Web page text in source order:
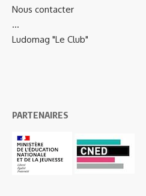
Nous contacter
…
Ludomag "Le Club"
PARTENAIRES